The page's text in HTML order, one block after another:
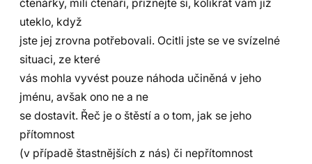
čtenářky, milí čtenáři, přiznejte si, kolikrát vám již
uteklo, když
jste jej zrovna potřebovali. Ocitli jste se ve svízelné
situaci, ze které
vás mohla vyvést pouze náhoda učiněná v jeho
jménu, avšak ono ne a ne
se dostavit. Řeč je o štěstí a o tom, jak se jeho
přítomnost
(v případě štastnějších z nás) či nepřítomnost